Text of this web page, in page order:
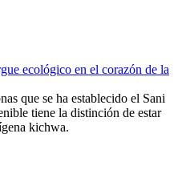
ecológico en el corazón de la
que se ha establecido el Sani
tiene la distinción de estar
kichwa.